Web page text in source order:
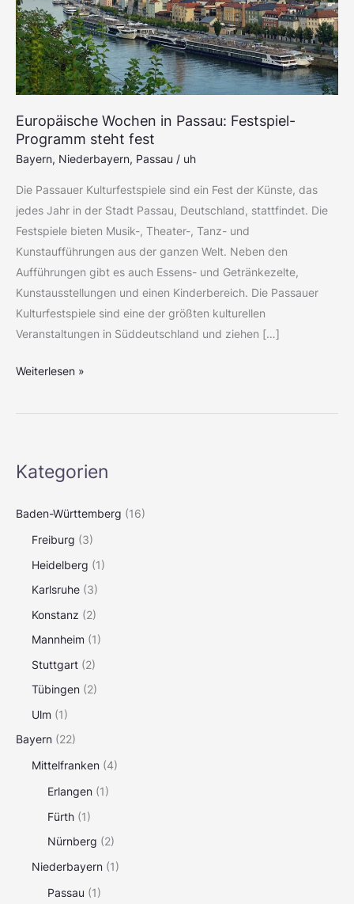
Europäische Wochen in Passau: Festspiel-
Programm steht fest
Bayern, Niederbayern, Passau / uh
Die Passauer Kulturfestspiele sind ein Fest der Künste, das
jedes Jahr in der Stadt Passau, Deutschland, stattfindet. Die
Festspiele bieten Musik-, Theater-, Tanz- und
Kunstaufführungen aus der ganzen Welt. Neben den
Aufführungen gibt es auch Essens- und Getränkezelte,
Kunstausstellungen und einen Kinderbereich. Die Passauer
Kulturfestspiele sind eine der größten kulturellen
Veranstaltungen in Süddeutschland und ziehen […]
steht
fest
Weiterlesen »
Kategorien
Baden-Württemberg (16)
Freiburg (3)
Heidelberg (1)
Karlsruhe (3)
Konstanz (2)
Mannheim (1)
Stuttgart (2)
Tübingen (2)
Ulm (1)
Bayern (22)
Mittelfranken (4)
Erlangen (1)
Fürth (1)
Nürnberg (2)
Niederbayern (1)
Passau (1)